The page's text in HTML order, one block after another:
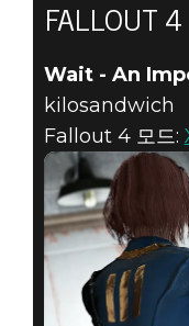
FALLOUT 4
Wait - An
kilosandwich
Fallout 4 모드: